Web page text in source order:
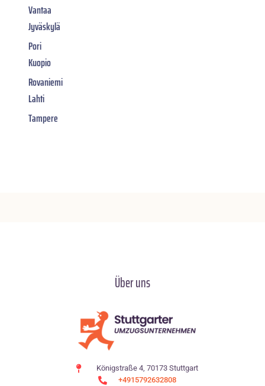
Vantaa
Jyväskylä
Pori
Kuopio
Rovaniemi
Lahti
Tampere
Über uns
Königstraße 4, 70173 Stuttgart
+4915792632808